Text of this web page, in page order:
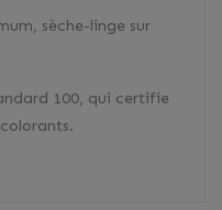
sèche-linge sur
100, qui certifie